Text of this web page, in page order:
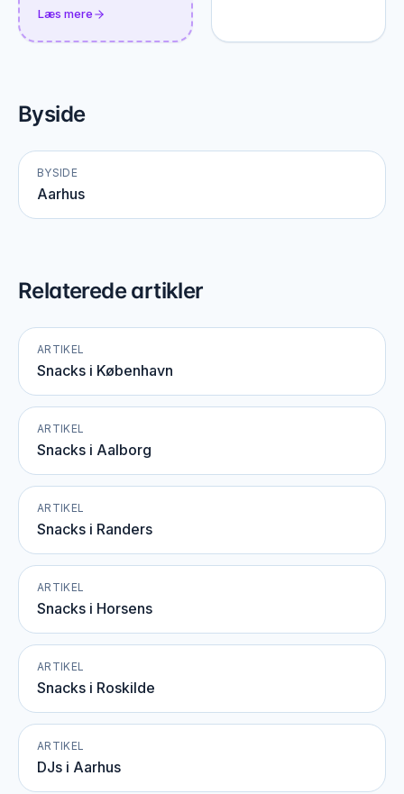
Læs mere
Byside
BYSIDE
Aarhus
Relaterede artikler
ARTIKEL
Snacks i København
ARTIKEL
Snacks i Aalborg
ARTIKEL
Snacks i Randers
ARTIKEL
Snacks i Horsens
ARTIKEL
Snacks i Roskilde
ARTIKEL
DJs i Aarhus